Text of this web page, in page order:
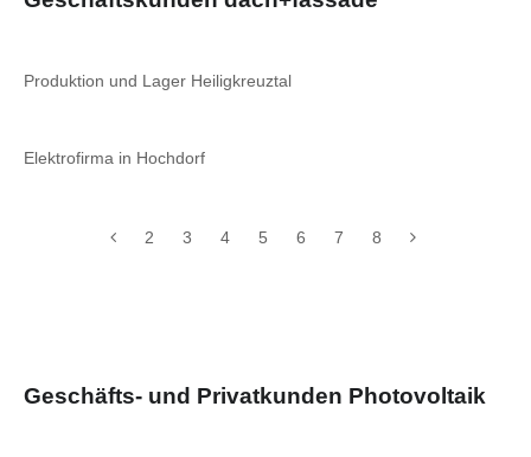
Produktion und Lager Heiligkreuztal
Elektrofirma in Hochdorf
2 3 4 5 6 7 8
Geschäfts- und Privatkunden Photovoltaik